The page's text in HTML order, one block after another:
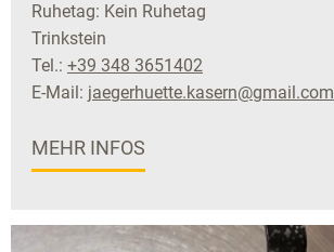
Ruhetag: Kein Ruhetag
Trinkstein
Tel.: +39 348 3651402
E-Mail: jaegerhuette.kasern@gmail.com
MEHR INFOS